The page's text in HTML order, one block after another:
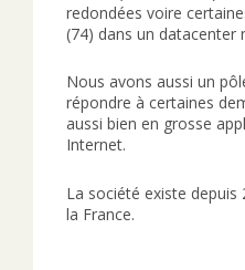
redondées voire
(74) dans un datacenter
Nous avons aussi un
répondre à certaines
aussi bien en grosse
Internet.
La société existe
la France.